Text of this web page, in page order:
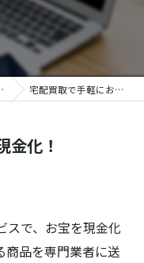
宅配買取で手軽にお宝を現金化！
金化！
スで、お宝を現金化
商品を専門業者に送